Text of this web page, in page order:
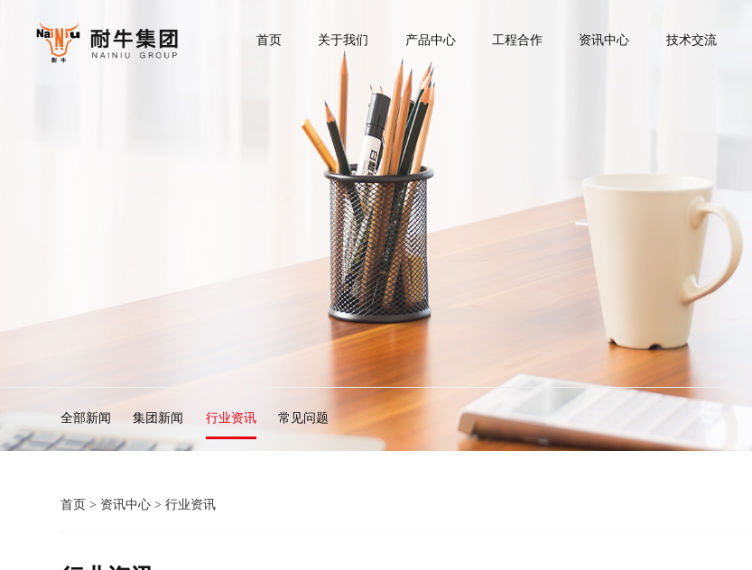
首页 关于我们 产品中心 工程合作 资讯中心 技术交流
全部新闻 集团新闻 行业资讯 常见问题
首页 > 资讯中心 >行业资讯